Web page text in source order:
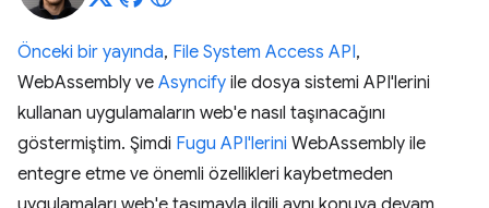
Önceki bir yayında, File System Access API,
WebAssembly ve Asyncify ile dosya sistemi API'lerini
kullanan uygulamaların web'e nasıl taşınacağını
göstermiştim. Şimdi Fugu API'lerini WebAssembly ile
entegre etme ve önemli özellikleri kaybetmeden